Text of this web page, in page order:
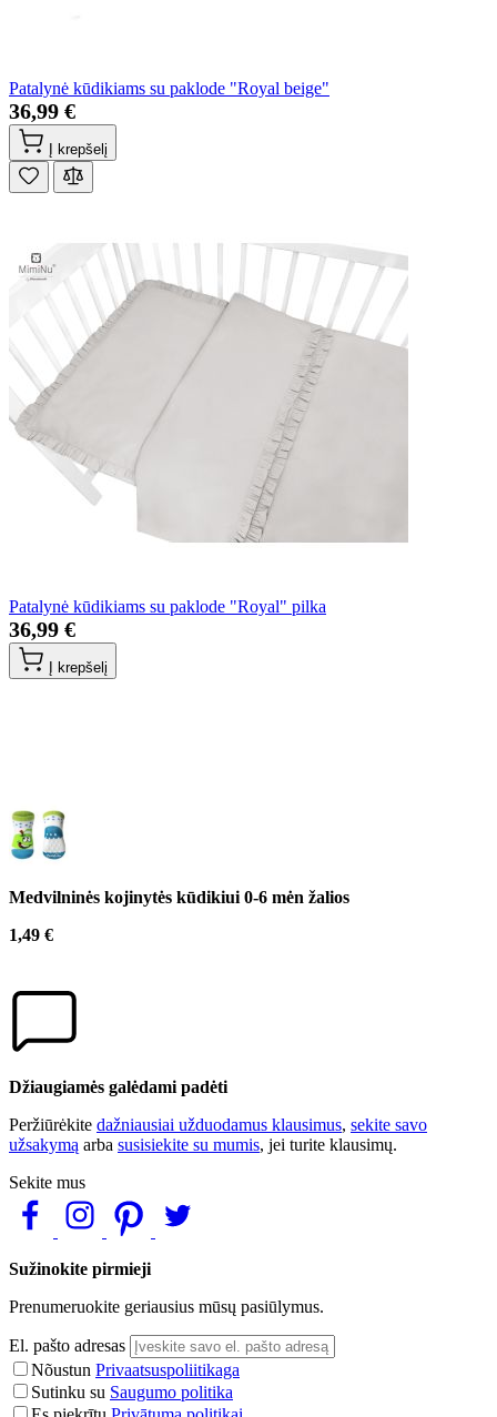
Patalynė kūdikiams su paklode "Royal beige"
36,99 €
Į krepšelį
Patalynė kūdikiams su paklode "Royal" pilka
36,99 €
Į krepšelį
Medvilninės kojinytės kūdikiui 0-6 mėn žalios
1,49 €
Džiaugiamės galėdami padėti
Peržiūrėkite dažniausiai užduodamus klausimus, sekite savo
užsakymą arba susisiekite su mumis, jei turite klausimų.
Sekite mus
Sužinokite pirmieji
Prenumeruokite geriausius mūsų pasiūlymus.
El. pašto adresas
Nõustun Privaatsuspoliitikaga
Sutinku su Saugumo politika